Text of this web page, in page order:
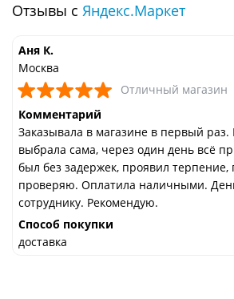
Отзывы с Яндекс.Маркет
Аня К.
Москва
Отличный магазин
Комментарий
Заказывала в магазине в первый раз.
выбрала сама, через один день всё
был без задержек, проявил терпение,
проверяю. Оплатила наличными.
сотруднику. Рекомендую.
Способ покупки
доставка